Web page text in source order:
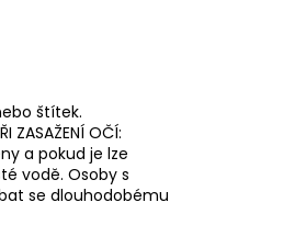
štítek.
OČÍ:
a pokud je lze
vodě. Osoby s
se dlouhodobému